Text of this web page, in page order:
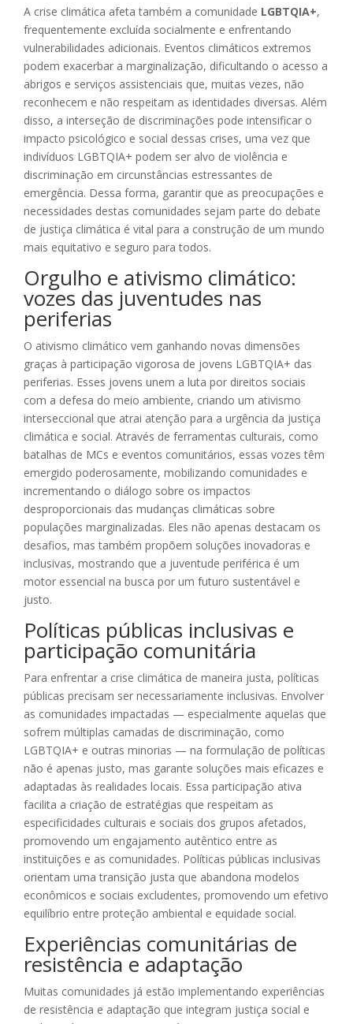
A crise climática afeta também a comunidade LGBTQIA+,
frequentemente excluída socialmente e enfrentando
vulnerabilidades adicionais. Eventos climáticos extremos
podem exacerbar a marginalização, dificultando o acesso a
abrigos e serviços assistenciais que, muitas vezes, não
reconhecem e não respeitam as identidades diversas. Além
disso, a interseção de discriminações pode intensificar o
impacto psicológico e social dessas crises, uma vez que
indivíduos LGBTQIA+ podem ser alvo de violência e
discriminação em circunstâncias estressantes de
emergência. Dessa forma, garantir que as preocupações e
necessidades destas comunidades sejam parte do debate
de justiça climática é vital para a construção de um mundo
mais equitativo e seguro para todos.
Orgulho e ativismo climático:
vozes das juventudes nas
periferias
O ativismo climático vem ganhando novas dimensões
graças à participação vigorosa de jovens LGBTQIA+ das
periferias. Esses jovens unem a luta por direitos sociais
com a defesa do meio ambiente, criando um ativismo
interseccional que atrai atenção para a urgência da justiça
climática e social. Através de ferramentas culturais, como
batalhas de MCs e eventos comunitários, essas vozes têm
emergido poderosamente, mobilizando comunidades e
incrementando o diálogo sobre os impactos
desproporcionais das mudanças climáticas sobre
populações marginalizadas. Eles não apenas destacam os
desafios, mas também propõem soluções inovadoras e
inclusivas, mostrando que a juventude periférica é um
motor essencial na busca por um futuro sustentável e
justo.
Políticas públicas inclusivas e
participação comunitária
Para enfrentar a crise climática de maneira justa, políticas
públicas precisam ser necessariamente inclusivas. Envolver
as comunidades impactadas — especialmente aquelas que
sofrem múltiplas camadas de discriminação, como
LGBTQIA+ e outras minorias — na formulação de políticas
não é apenas justo, mas garante soluções mais eficazes e
adaptadas às realidades locais. Essa participação ativa
facilita a criação de estratégias que respeitam as
especificidades culturais e sociais dos grupos afetados,
promovendo um engajamento autêntico entre as
instituições e as comunidades. Políticas públicas inclusivas
orientam uma transição justa que abandona modelos
econômicos e sociais excludentes, promovendo um efetivo
equilíbrio entre proteção ambiental e equidade social.
Experiências comunitárias de
resistência e adaptação
Muitas comunidades já estão implementando experiências
de resistência e adaptação que integram justiça social e